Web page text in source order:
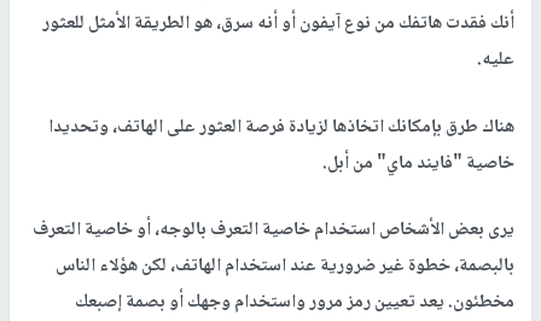
أنك فقدت هاتفك من نوع آيفون أو أنه سرق، هو الطريقة الأمثل للعثور
عليه.
هناك طرق بإمكانك اتخاذها لزيادة فرصة العثور على الهاتف، وتحديدا
خاصية "فايند ماي" من أبل.
يرى بعض الأشخاص استخدام خاصية التعرف بالوجه، أو خاصية التعرف
بالبصمة، خطوة غير ضرورية عند استخدام الهاتف، لكن هؤلاء الناس
مخطئون. يعد تعيين رمز مرور واستخدام وجهك أو بصمة إصبعك